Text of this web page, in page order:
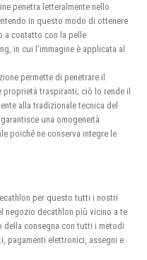
penetra letteralmente nello
in questo modo di ottenere
a contatto con la pelle
in cui l’immagine è applicata al
permette di penetrare il
traspiranti; ciò lo rende il
alla tradizionale tecnica del
una omogeneità
poiché ne conserva integre le
per questo tutti i nostri
negozio decathlon più vicino a te
della consegna con tutti i metodi
pagamenti elettronici, assegni e